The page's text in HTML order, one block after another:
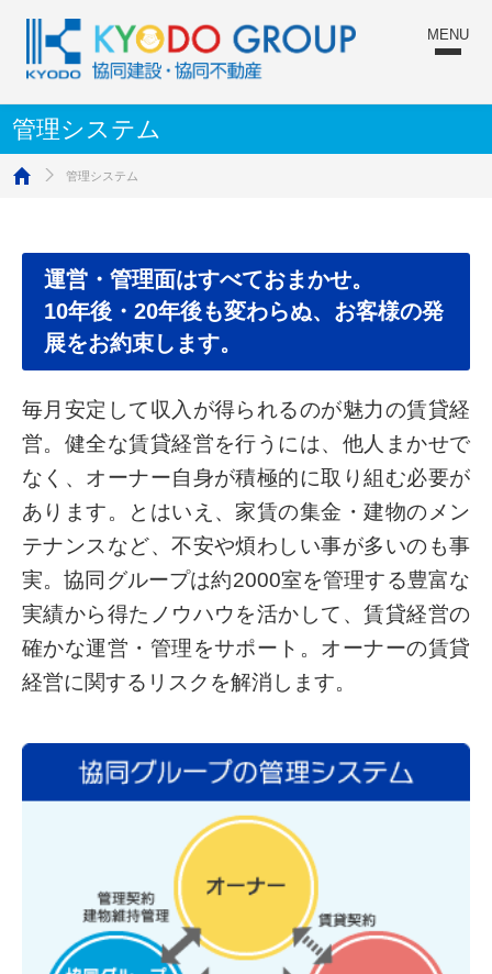
管理システム
管理システム
運営・管理面はすべておまかせ。
10年後・20年後も変わらぬ、お客様の発
展をお約束します。
毎月安定して収入が得られるのが魅力の賃貸経
営。健全な賃貸経営を行うには、他人まかせで
なく、オーナー自身が積極的に取り組む必要が
あります。とはいえ、家賃の集金・建物のメン
テナンスなど、不安や煩わしい事が多いのも事
実。協同グループは約2000室を管理する豊富な
実績から得たノウハウを活かして、賃貸経営の
確かな運営・管理をサポート。オーナーの賃貸
経営に関するリスクを解消します。